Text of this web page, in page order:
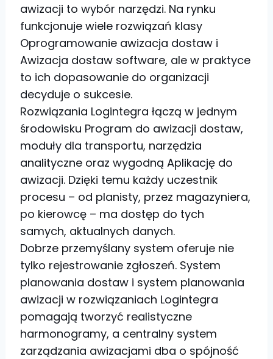
awizacji to wybór narzędzi. Na rynku
funkcjonuje wiele rozwiązań klasy
Oprogramowanie awizacja dostaw i
Awizacja dostaw software, ale w praktyce
to ich dopasowanie do organizacji
decyduje o sukcesie.
Rozwiązania Logintegra łączą w jednym
środowisku Program do awizacji dostaw,
moduły dla transportu, narzędzia
analityczne oraz wygodną Aplikację do
awizacji. Dzięki temu każdy uczestnik
procesu – od planisty, przez magazyniera,
po kierowcę – ma dostęp do tych
samych, aktualnych danych.
Dobrze przemyślany system oferuje nie
tylko rejestrowanie zgłoszeń. System
planowania dostaw i system planowania
awizacji w rozwiązaniach Logintegra
pomagają tworzyć realistyczne
harmonogramy, a centralny system
zarządzania awizacjami dba o spójność